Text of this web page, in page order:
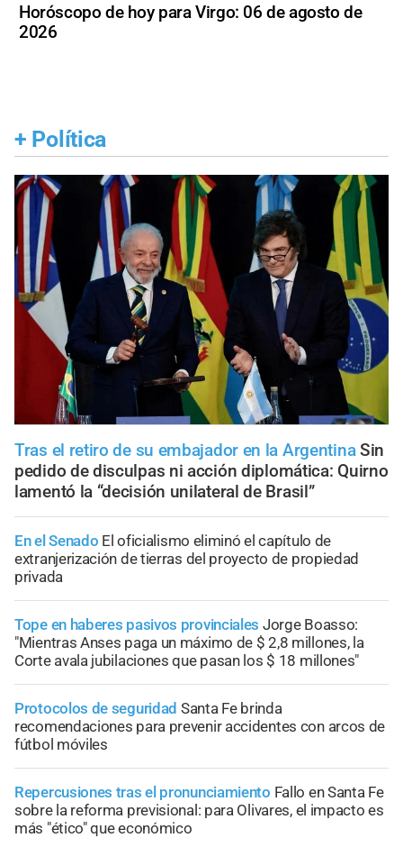
Horóscopo de hoy para Virgo: 06 de agosto de
2026
+ Política
Tras el retiro de su embajador en la Argentina Sin
pedido de disculpas ni acción diplomática: Quirno
lamentó la “decisión unilateral de Brasil”
En el Senado El oficialismo eliminó el capítulo de
extranjerización de tierras del proyecto de propiedad
privada
Tope en haberes pasivos provinciales Jorge Boasso:
"Mientras Anses paga un máximo de $ 2,8 millones, la
Corte avala jubilaciones que pasan los $ 18 millones"
Protocolos de seguridad Santa Fe brinda
recomendaciones para prevenir accidentes con arcos de
fútbol móviles
Repercusiones tras el pronunciamiento Fallo en Santa Fe
sobre la reforma previsional: para Olivares, el impacto es
más "ético" que económico